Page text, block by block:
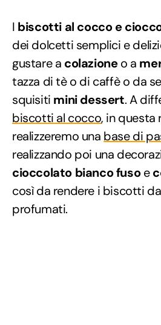
I biscotti al cocco e
dei dolcetti semplici e
gustare a colazioneo a
tazza di tè o di caffè o da
squisiti mini dessert. A
biscotti al cocco, in questa
realizzeremo una base di
realizzando poi una
cioccolato bianco fusoe
così da rendere i biscotti
profumati.